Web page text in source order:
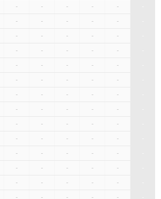
- - - - -
- - - - -
- - - - -
- - - - -
- - - - -
- - - - -
- - - - -
- - - - -
- - - - -
- - - - -
- - - - -
- - - - -
- - - - -
- - - - -